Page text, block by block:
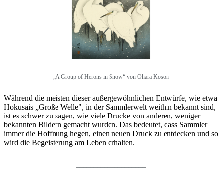
„A Group of Herons in Snow“ von Ohara Koson
Während die meisten dieser außergewöhnlichen Entwürfe, wie etwa
Hokusais „Große Welle", in der Sammlerwelt weithin bekannt sind,
ist es schwer zu sagen, wie viele Drucke von anderen, weniger
bekannten Bildern gemacht wurden. Das bedeutet, dass Sammler
immer die Hoffnung hegen, einen neuen Druck zu entdecken und so
wird die Begeisterung am Leben erhalten.